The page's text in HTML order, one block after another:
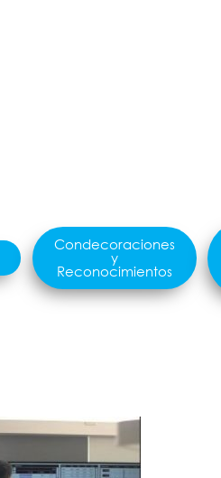
Condecoraciones
y
Reconocimientos